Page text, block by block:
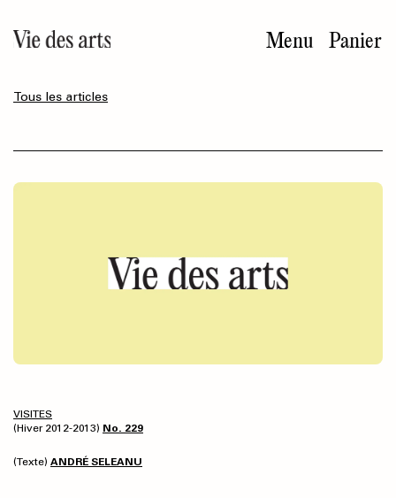
au
contenu
Menu Panier
Tous les articles
VISITES
(Hiver 2012-2013) No. 229
(Texte) ANDRÉ SELEANU